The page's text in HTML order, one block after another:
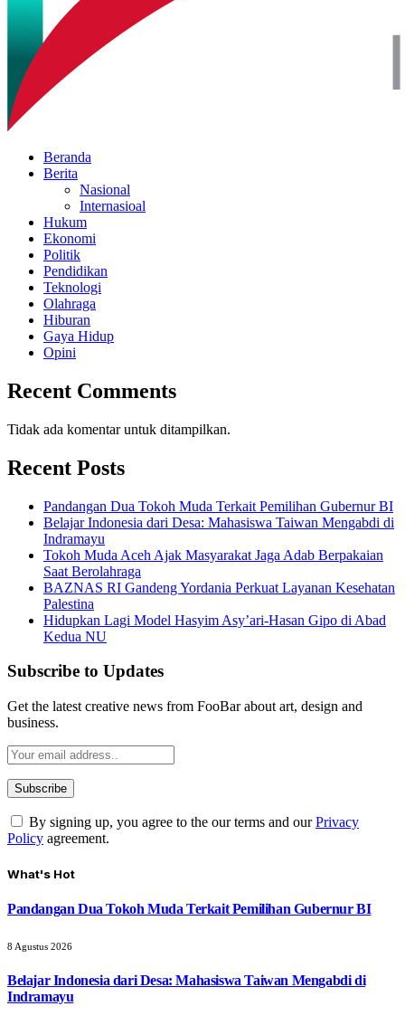
Beranda
Berita
Nasional
Internasioal
Hukum
Ekonomi
Politik
Pendidikan
Teknologi
Olahraga
Hiburan
Gaya Hidup
Opini
Recent Comments
Tidak ada komentar untuk ditampilkan.
Recent Posts
Pandangan Dua Tokoh Muda Terkait Pemilihan Gubernur BI
Belajar Indonesia dari Desa: Mahasiswa Taiwan Mengabdi di
Indramayu
Tokoh Muda Aceh Ajak Masyarakat Jaga Adab Berpakaian
Saat Berolahraga
BAZNAS RI Gandeng Yordania Perkuat Layanan Kesehatan
Palestina
Hidupkan Lagi Model Hasyim Asy’ari-Hasan Gipo di Abad
Kedua NU
Subscribe to Updates
Get the latest creative news from FooBar about art, design and
business.
By signing up, you agree to the our terms and ourPrivacy
Policy agreement.
What's Hot
Pandangan Dua Tokoh Muda Terkait Pemilihan Gubernur BI
8 Agustus 2026
Belajar Indonesia dari Desa: Mahasiswa Taiwan Mengabdi di
Indramayu